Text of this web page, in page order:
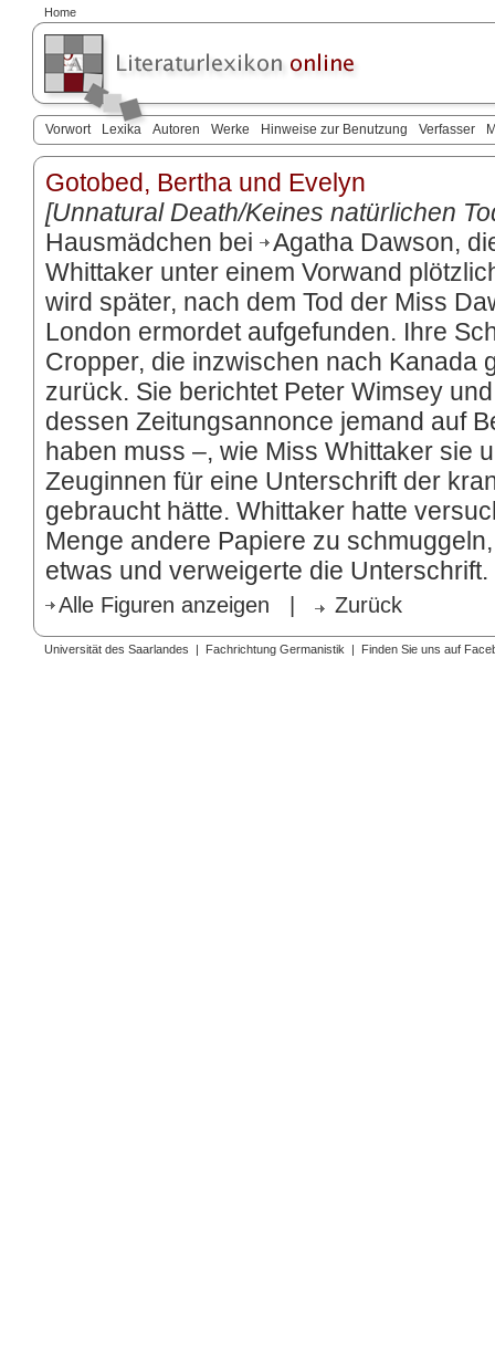
Home
Vorwort Lexika Autoren Werke Hinweise zur Benutzung Verfasser
Gotobed, Bertha und Evelyn
[Unnatural Death/Keines natürlichen
Hausmädchen bei
Agatha Dawson,
Whittaker unter einem Vorwand
wird später, nach dem Tod der Miss
London ermordet aufgefunden. Ihre
Cropper, die inzwischen nach Kanada
zurück. Sie berichtet Peter Wimsey
dessen Zeitungsannonce jemand auf
haben muss –, wie Miss Whittaker sie
Zeuginnen für eine Unterschrift der
gebraucht hätte. Whittaker hatte
Menge andere Papiere zu
etwas und verweigerte die Unterschrift.
Alle Figuren anzeigen Zurück
Universität des Saarlandes | Fachrichtung Germanistik | Finden Sie uns auf